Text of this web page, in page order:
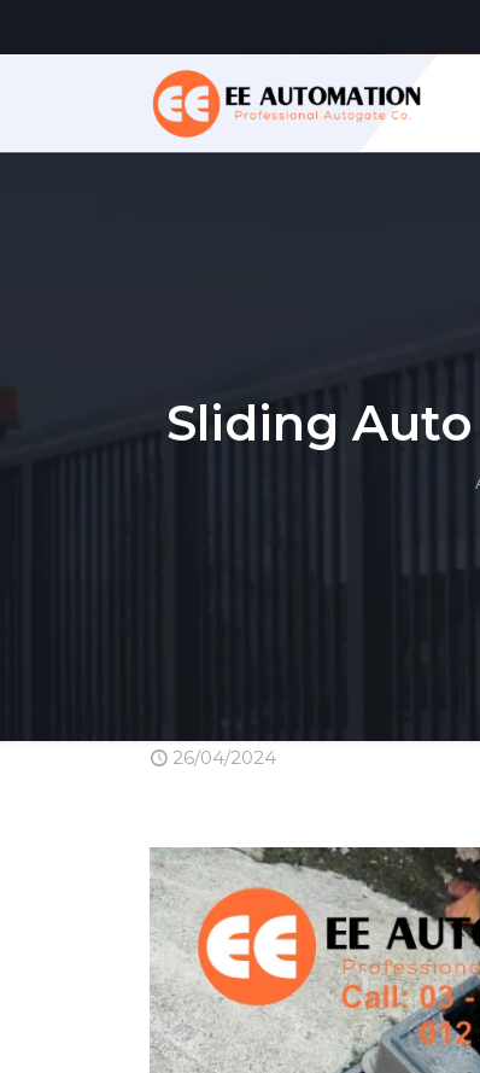
Sliding
26/04/2024